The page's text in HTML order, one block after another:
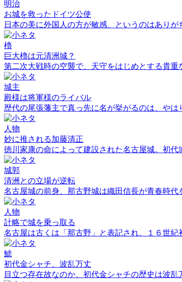
明治
お城を救ったドイツ公使
日本の美に外国人の方が敏感、というのはあり
櫓
巨大櫓は元清洲城？
第二次大戦時の空襲で、天守をはじめとする貴
城主
殿様は将軍様のライバル
歴代の尾張藩主で真っ先に名が挙がるのは、や
人物
妙に推される加藤清正
徳川家康の命によって建設された名古屋城。初
城郭
清洲との立場が逆転
名古屋城の前身、那古野城は織田信長が青春時
人物
計略で城を乗っ取る
名古屋は古くは「那古野」と表記され、１６世
鯱
初代金シャチ、波乱万丈
目立つ存在故なのか、初代金シャチの歴史は波